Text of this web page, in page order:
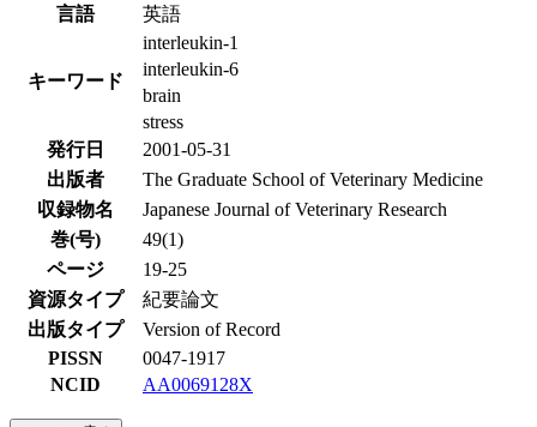
言語
英語
キーワード
interleukin-1
interleukin-6
brain
stress
発行日
2001-05-31
出版者
The Graduate School of Veterinary Medicine
収録物名
Japanese Journal of Veterinary Research
巻(号)
49(1)
ページ
19-25
資源タイプ
紀要論文
出版タイプ
Version of Record
PISSN
0047-1917
NCID
AA0069128X